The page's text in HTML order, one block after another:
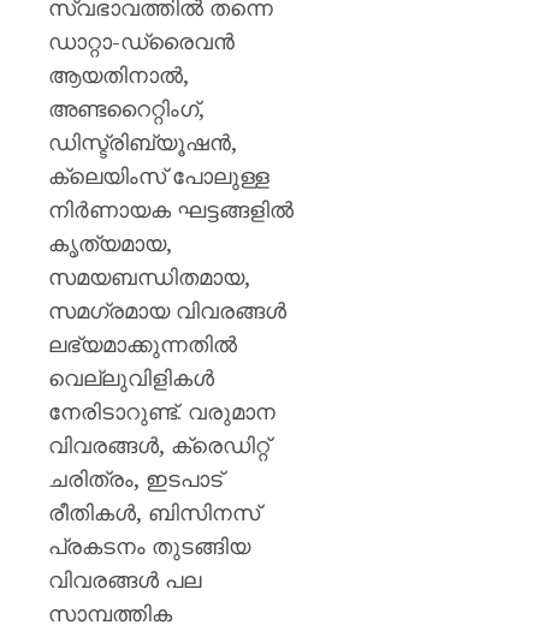
സ്വഭാവത്തിൽ തന്നെ
ഡാറ്റാ-ഡ്രൈവൻ
ആയതിനാൽ,
അണ്ടറൈറ്റിംഗ്,
ഡിസ്ട്രിബ്യൂഷൻ,
ക്ലെയിംസ് പോലുള്ള
നിർണായക ഘട്ടങ്ങളിൽ
കൃത്യമായ,
സമയബന്ധിതമായ,
സമഗ്രമായ വിവരങ്ങൾ
ലഭ്യമാക്കുന്നതിൽ
വെല്ലുവിളികൾ
നേരിടാറുണ്ട്. വരുമാന
വിവരങ്ങൾ, ക്രെഡിറ്റ്
ചരിത്രം, ഇടപാട്
രീതികൾ, ബിസിനസ്
പ്രകടനം തുടങ്ങിയ
വിവരങ്ങൾ പല
സാമ്പത്തിക